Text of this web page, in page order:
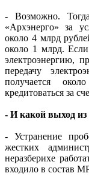
- Возможно. Тогда
«Архэнерго» за
около 4 млрд
около 1 млрд.
электроэнергию,
передачу
получается
кредитоваться за
- И какой выход из
- Устранение
жестких
неразберихе
входило в состав